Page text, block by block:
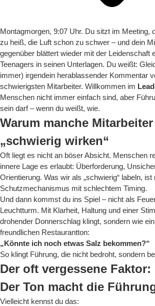
Montagmorgen, 9:07 Uhr. Du sitzt im Meeting,
zu heiß, die Luft schon zu schwer – und dein
gegenüber blättert wieder mit der Leidenschaft
Teenagers in seinen Unterlagen. Du weißt:
immer) irgendein herablassender Kommentar
schwierigsten Mitarbeiter. Willkommen im
Menschen nicht immer einfach sind, aber
sein darf – wenn du weißt, wie.
Warum manche
„schwierig wirken“
Oft liegt es nicht an böser Absicht. Menschen
innere Lage es erlaubt: Überforderung,
Orientierung. Was wir als „schwierig“ labeln, ist
Schutzmechanismus mit schlechtem Timing.
Und dann kommst du ins Spiel – nicht als
Leuchtturm. Mit Klarheit, Haltung und einer
drohender Donnerschlag klingt, sondern wie
freundlichen Restaurantton:
„Könnte ich noch etwas Salz bekommen?“
So klingt Führung, die nicht bedroht, sondern
Der oft vergessene Faktor:
Der Ton macht die
Vielleicht kennst du das: